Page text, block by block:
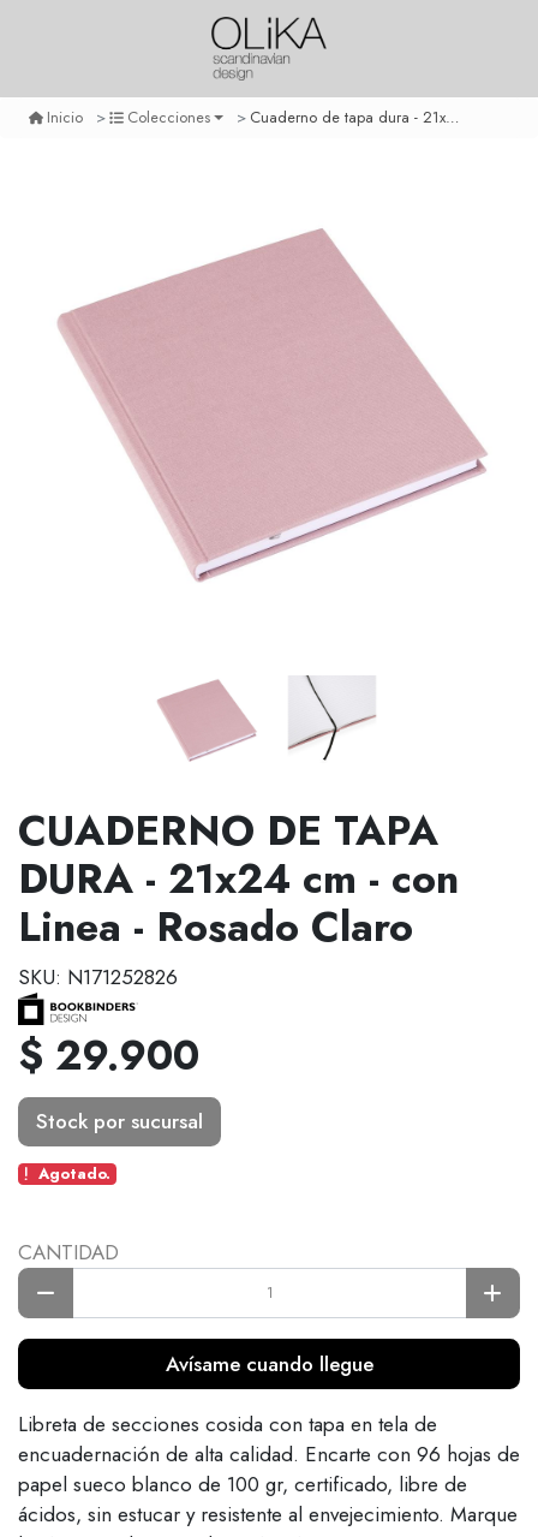
Inicio Colecciones Cuaderno de tapa dura - 21x24 cm - con linea - rosado claro
CUADERNO DE TAPA
DURA - 21x24 cm - con
Linea - Rosado Claro
SKU: N171252826
$ 29.900
Stock por sucursal
Agotado.
CANTIDAD
Avísame cuando llegue
Libreta de secciones cosida con tapa en tela de
encuadernación de alta calidad. Encarte con 96 hojas de
papel sueco blanco de 100 gr, certificado, libre de
ácidos, sin estucar y resistente al envejecimiento. Marque